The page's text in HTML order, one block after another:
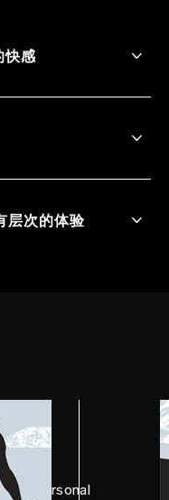
快感
达让快感加倍。
前列腺按摩器提供
层次的体验
Personal